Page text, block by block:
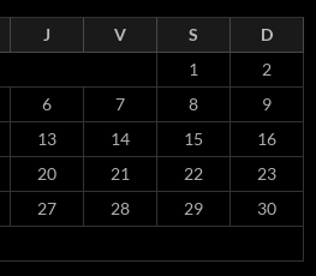
J V S
D
1
2
6 7 8
9
13 14 15
16
20 21 22
23
27 28 29
30